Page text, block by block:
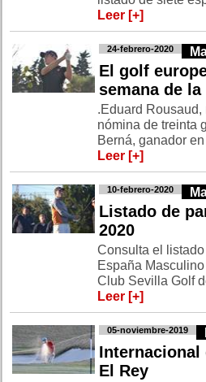
Leer [+]
24-febrero-2020
El golf
semana de la
.Eduard
nómina de treinta
Berná, ganador
Leer [+]
10-febrero-2020
Listado de
2020
Consulta el
España
Club Sevilla Golf
Leer [+]
05-noviembre-2019
Internacional
El Rey